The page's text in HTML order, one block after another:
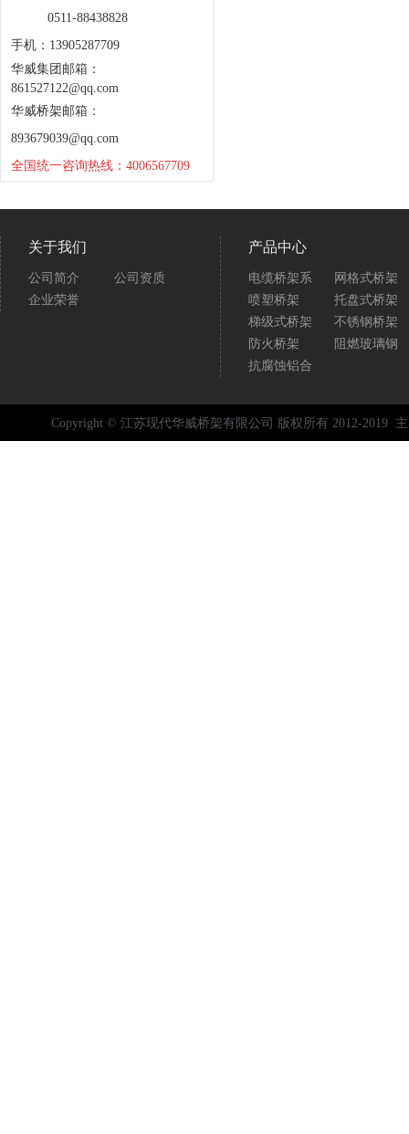
0511-88438828
手机：13905287709
华威集团邮箱：
861527122@qq.com
华威桥架邮箱：
893679039@qq.com
全国统一咨询热线：4006567709
关于我们
公司简介
公司资质
企业荣誉
产品中心
电缆桥架系
网格式桥架
喷塑桥架
托盘式桥架
梯级式桥架
不锈钢桥架
防火桥架
阻燃玻璃钢
抗腐蚀铝合
Copyright © 江苏现代华威桥架有限公司 版权所有 2012-2019